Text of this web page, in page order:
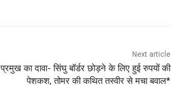
Next article
का दावा- सिंघु बॉर्डर छोड़ने के लिए हुई रुपयों की
पेशकश, तोमर की कथित तस्वीर से मचा बवाल*